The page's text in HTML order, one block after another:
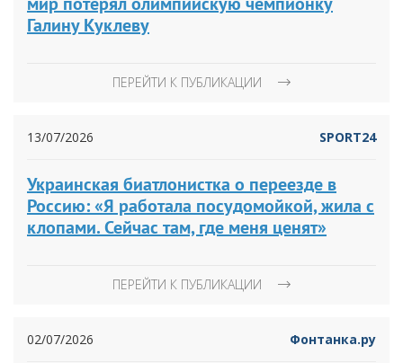
Галину Куклеву
ПЕРЕЙТИ К ПУБЛИКАЦИИ
13/07/2026 SPORT24
Украинская биатлонистка о переезде в
Россию: «Я работала посудомойкой, жила с
клопами. Сейчас там, где меня ценят»
ПЕРЕЙТИ К ПУБЛИКАЦИИ
02/07/2026 Фонтанка.ру